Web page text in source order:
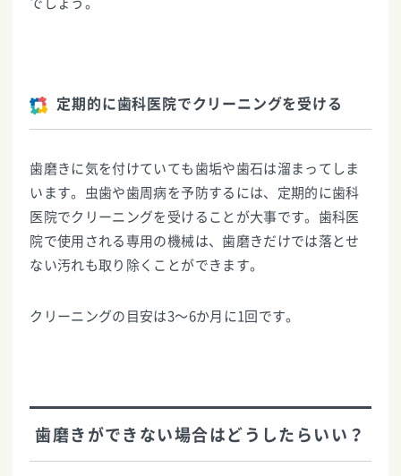
でしょう。
定期的に歯科医院でクリーニングを受ける
歯磨きに気を付けていても歯垢や歯石は溜まってしま
います。虫歯や歯周病を予防するには、定期的に歯科
医院でクリーニングを受けることが大事です。歯科医
院で使用される専用の機械は、歯磨きだけでは落とせ
ない汚れも取り除くことができます。
クリーニングの目安は3〜6か月に1回です。
歯磨きができない場合はどうしたらいい？